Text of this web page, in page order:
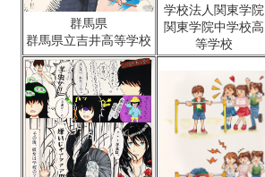
群馬県
群馬県立吉井高等学校
学校法人関東学院
関東学院中学校高
等学校